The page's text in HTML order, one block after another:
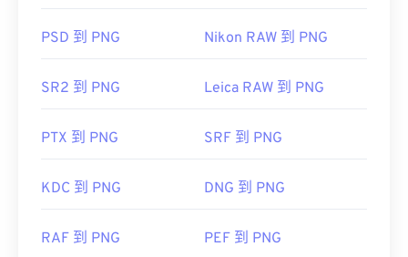
開發者： PNG 開發小組
實用連結：
相關 PNG 工具：
PSD 到 PNG Nikon RAW 到 PNG
SR2 到 PNG Leica RAW 到 PNG
PTX 到 PNG SRF 到 PNG
KDC 到 PNG DNG 到 PNG
RAF 到 PNG PEF 到 PNG